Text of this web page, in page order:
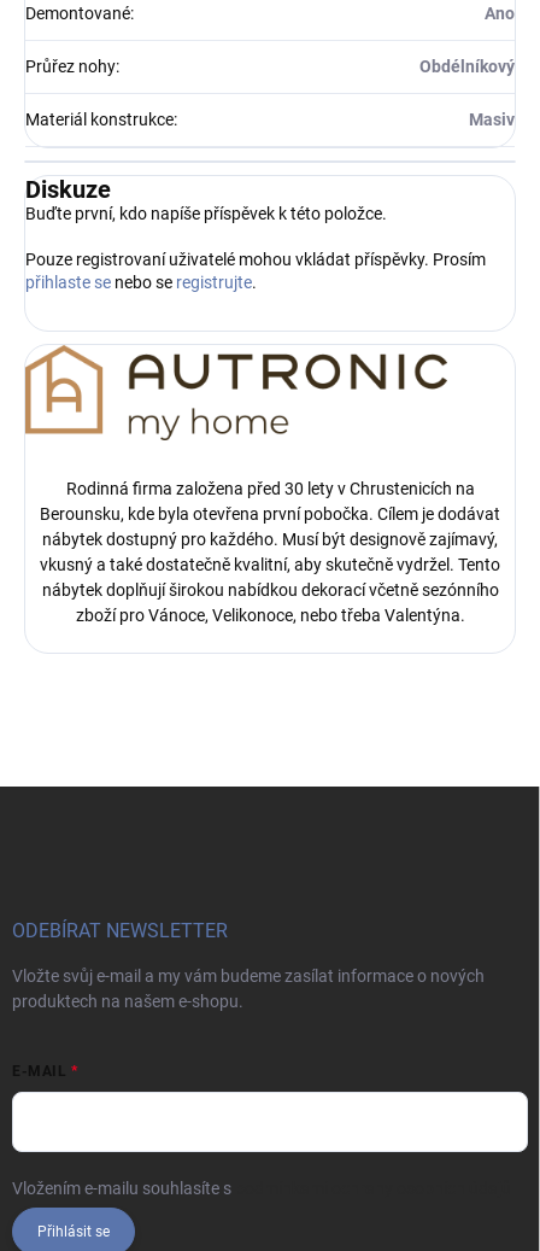
Demontované: Ano
Průřez nohy: Obdélníkový
Materiál konstrukce: Masiv
Diskuze
Buďte první, kdo napíše příspěvek k této položce.
Pouze registrovaní uživatelé mohou vkládat příspěvky. Prosím
přihlaste se nebo se registrujte.
Rodinná firma založena před 30 lety v Chrustenicích na
Berounsku, kde byla otevřena první pobočka. Cílem je dodávat
nábytek dostupný pro každého. Musí být designově zajímavý,
vkusný a také dostatečně kvalitní, aby skutečně vydržel. Tento
nábytek doplňují širokou nabídkou dekorací včetně sezónního
zboží pro Vánoce, Velikonoce, nebo třeba Valentýna.
ODEBÍRAT NEWSLETTER
Vložte svůj e-mail a my vám budeme zasílat informace o nových
produktech na našem e-shopu.
E-MAIL
Vložením e-mailu souhlasíte s
Přihlásit se